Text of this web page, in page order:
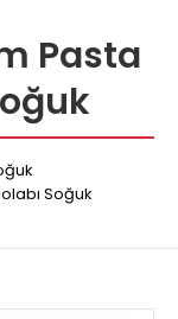
Pasta
Soğuk